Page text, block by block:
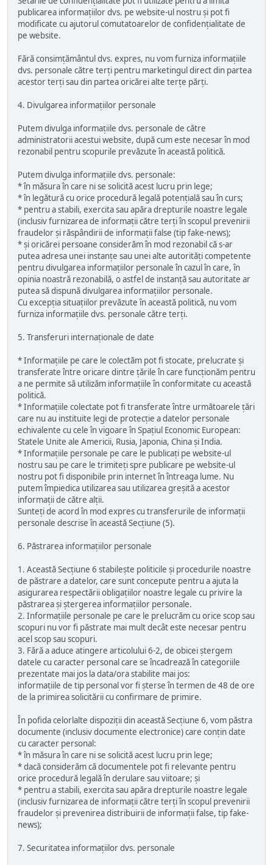
publicarea informațiilor dvs. pe website-ul nostru și pot fi
modificate cu ajutorul comutatoarelor de confidențialitate de
pe website.
Fără consimțământul dvs. expres, nu vom furniza informațiile
dvs. personale către terți pentru marketingul direct din partea
acestor terți sau din partea oricărei alte terțe părți.
4. Divulgarea informațiilor personale
Putem divulga informațiile dvs. personale de către
administratorii acestui website, după cum este necesar în mod
rezonabil pentru scopurile prevăzute în această politică.
Putem divulga informațiile dvs. personale:
* în măsura în care ni se solicită acest lucru prin lege;
* în legătură cu orice procedură legală potențială sau în curs;
* pentru a stabili, exercita sau apăra drepturile noastre legale
(inclusiv furnizarea de informații către terți în scopul prevenirii
fraudelor și răspândirii de informații false (tip fake-news);
* și oricărei persoane considerăm în mod rezonabil că s-ar
putea adresa unei instanțe sau unei alte autorități competente
pentru divulgarea informațiilor personale în cazul în care, în
opinia noastră rezonabilă, o astfel de instanță sau autoritate ar
putea să dispună divulgarea informațiilor personale.
Cu excepția situațiilor prevăzute în această politică, nu vom
furniza informațiile dvs. personale către terți.
5. Transferuri internaționale de date
* Informațiile pe care le colectăm pot fi stocate, prelucrate și
transferate între oricare dintre țările în care funcționăm pentru
a ne permite să utilizăm informațiile în conformitate cu această
politică.
* Informațiile colectate pot fi transferate între următoarele țări
care nu au instituite legi de protecție a datelor personale
echivalente cu cele în vigoare în Spațiul Economic European:
Statele Unite ale Americii, Rusia, Japonia, China și India.
* Informațiile personale pe care le publicați pe website-ul
nostru sau pe care le trimiteți spre publicare pe website-ul
nostru pot fi disponibile prin internet în întreaga lume. Nu
putem împiedica utilizarea sau utilizarea greșită a acestor
informații de către alții.
Sunteți de acord în mod expres cu transferurile de informații
personale descrise în această Secțiune (5).
6. Păstrarea informațiilor personale
1. Această Secțiune 6 stabilește politicile și procedurile noastre
de păstrare a datelor, care sunt concepute pentru a ajuta la
asigurarea respectării obligațiilor noastre legale cu privire la
păstrarea și ștergerea informațiilor personale.
2. Informațiile personale pe care le prelucrăm cu orice scop sau
scopuri nu vor fi păstrate mai mult decât este necesar pentru
acel scop sau scopuri.
3. Fără a aduce atingere articolului 6-2, de obicei ștergem
datele cu caracter personal care se încadrează în categoriile
prezentate mai jos la data/ora stabilite mai jos:
informațiile de tip personal vor fi șterse în termen de 48 de ore
de la primirea solicitării cu confirmare de primire.
În pofida celorlalte dispoziții din această Secțiune 6, vom păstra
documente (inclusiv documente electronice) care conțin date
cu caracter personal:
* în măsura în care ni se solicită acest lucru prin lege;
* dacă considerăm că documentele pot fi relevante pentru
orice procedură legală în derulare sau viitoare; și
* pentru a stabili, exercita sau apăra drepturile noastre legale
(inclusiv furnizarea de informații către terți în scopul prevenirii
fraudelor și prevenirea distribuirii de informații false, tip fake-
news);
7. Securitatea informațiilor dvs. personale